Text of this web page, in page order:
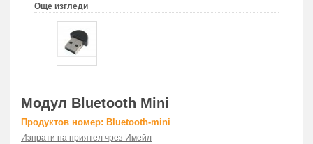
Още изгледи
Модул Bluetooth Mini
Продуктов номер: Bluetooth-mini
Изпрати на приятел чрез Имейл